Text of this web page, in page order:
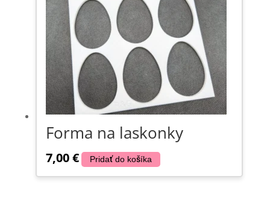
Forma na laskonky
7,00€ Pridať do košíka